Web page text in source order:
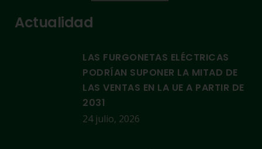
Actualidad
LAS FURGONETAS ELÉCTRICAS
PODRÍAN SUPONER LA MITAD DE
LAS VENTAS EN LA UE A PARTIR DE
2031
24 julio, 2026